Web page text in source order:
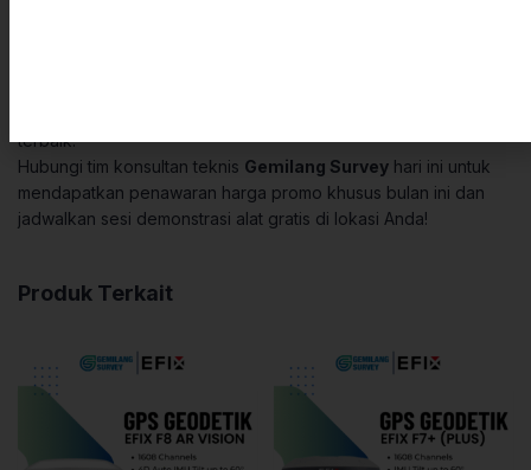
terbaik.
Hubungi tim konsultan teknis Gemilang Survey hari ini untuk
mendapatkan penawaran harga promo khusus bulan ini dan
jadwalkan sesi demonstrasi alat gratis di lokasi Anda!
Produk Terkait